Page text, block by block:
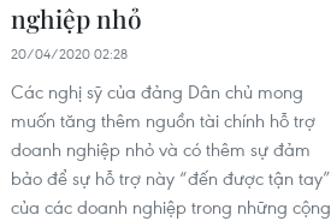
nghiệp nhỏ
20/04/2020 02:28
Các nghị sỹ của đảng Dân chủ mong
muốn tăng thêm nguồn tài chính hỗ trợ
doanh nghiệp nhỏ và có thêm sự đảm
bảo để sự hỗ trợ này “đến được tận tay”
của các doanh nghiệp trong những cộng